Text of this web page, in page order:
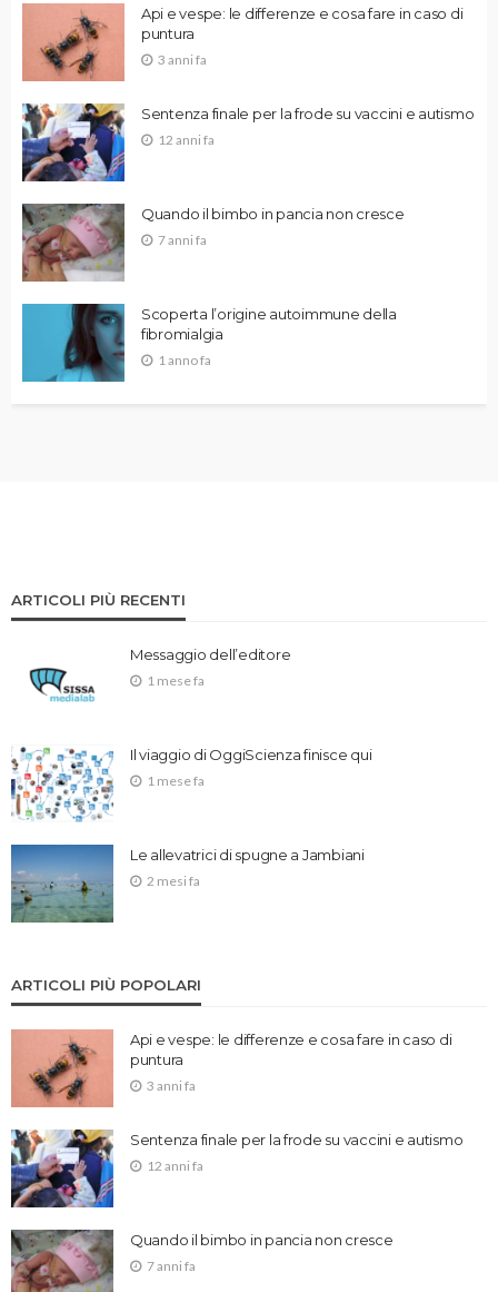
Api e vespe: le differenze e cosa fare in caso di
puntura
3 anni fa
Sentenza finale per la frode su vaccini e autismo
12 anni fa
Quando il bimbo in pancia non cresce
7 anni fa
Scoperta l’origine autoimmune della
fibromialgia
1 anno fa
ARTICOLI PIÙ RECENTI
Messaggio dell’editore
1 mese fa
Il viaggio di OggiScienza finisce qui
1 mese fa
Le allevatrici di spugne a Jambiani
2 mesi fa
ARTICOLI PIÙ POPOLARI
Api e vespe: le differenze e cosa fare in caso di
puntura
3 anni fa
Sentenza finale per la frode su vaccini e autismo
12 anni fa
Quando il bimbo in pancia non cresce
7 anni fa